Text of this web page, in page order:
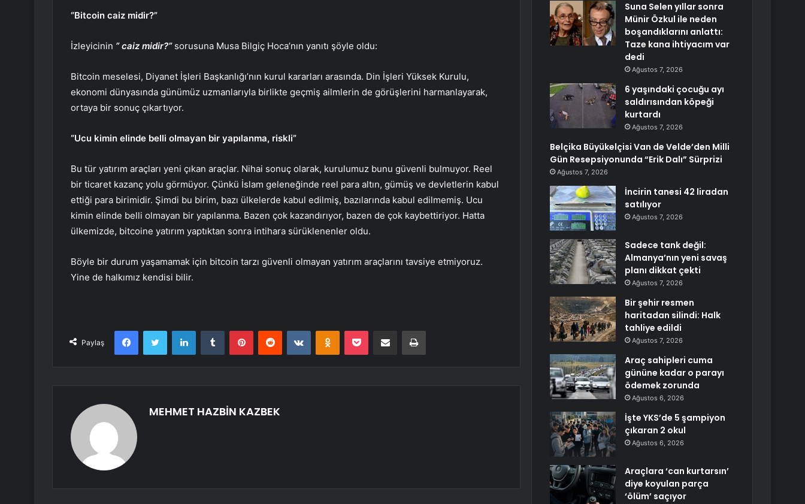
“Bitcoin caiz midir?”
İzleyicinin ” caiz midir?”sorusuna Musa Bilgiç Hoca’nın yanıtı şöyle oldu:
Bitcoin meselesi, Diyanet İşleri Başkanlığı’nın kurul kararları arasında. Din İşleri Yüksek Kurulu,
ekonomi dünyasında günümüz uzmanlarıyla birlikte geçmiş ailmlerin de görüşlerini harmanlayarak,
ortaya bir sonuç çıkartıyor.
“Ucu kimin elinde belli olmayan bir yapılanma, riskli”
Bu tür yatırım araçları yeni çıkan araçlar. Nihai sonuç olarak, kurulumuz bunu güvenli bulmuyor. Reel
bir ticaret kazanç yolu görmüyor. Çünkü İslam geleneğinde reel para altın, gümüş ve devletlerin kabul
ettiği para birimidir. Şimdi bu birim, bazı ülkelerde kabul edilmiş, bazılarında kabul edilmemiş. Ucu
kimin elinde belli olmayan bir yapılanma. Bazen çok kazandırıyor, bazen de çok kaybettiriyor. Hatta
ülkemizde, bitcoine yatırım yaptıktan sonra intihara sürüklenenler oldu.
Böyle bir durum yaşamamak için bitcoin tarzı güvenli olmayan yatırım araçlarını tavsiye etmiyoruz.
Yine de halkımız kendisi bilir.
Paylaş
FacebookTwitter LinkedInTumblr PinterestReddit VKontakteOdnoklassniki
Pocket E-Posta ile paylaş Yazdır
MEHMET HAZBİN KAZBEK
Suna Selen yıllar sonra
Münir Özkul ile neden
boşandıklarını anlattı:
Taze kana ihtiyacım var
dedi
Ağustos 7, 2026
6 yaşındaki çocuğu ayı
saldırısından köpeği
kurtardı
Ağustos 7, 2026
Belçika Büyükelçisi Van de Velde’den Milli
Gün Resepsiyonunda “Erik Dalı” Sürprizi
Ağustos 7, 2026
İncirin tanesi 42 liradan
satılıyor
Ağustos 7, 2026
Sadece tank değil:
Almanya’nın yeni savaş
planı dikkat çekti
Ağustos 7, 2026
Bir şehir resmen
haritadan silindi: Halk
tahliye edildi
Ağustos 7, 2026
Araç sahipleri cuma
gününe kadar o parayı
ödemek zorunda
Ağustos 6, 2026
İşte YKS’de 5 şampiyon
çıkaran 2 okul
Ağustos 6, 2026
Araçlara ‘can kurtarsın’
diye koyulan parça
‘ölüm’ saçıyor